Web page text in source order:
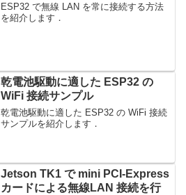
ESP32 で無線 LAN を常に接続する方法
を紹介します．
乾電池駆動に適した ESP32 の
WiFi 接続サンプル
乾電池駆動に適した ESP32 の WiFi 接続
サンプルを紹介します．
Jetson TK1 で mini PCI-Express
カードによる無線LAN 接続を行